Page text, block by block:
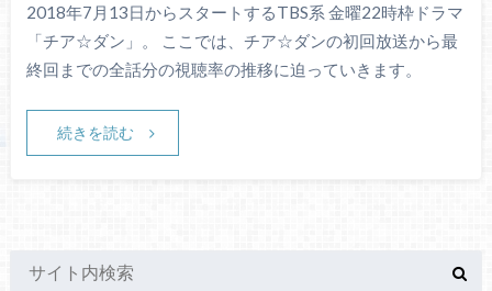
2018年7月13日からスタートするTBS系 金曜22時枠ドラマ
「チア☆ダン」。 ここでは、チア☆ダンの初回放送から最
終回までの全話分の視聴率の推移に迫っていきます。
続きを読む